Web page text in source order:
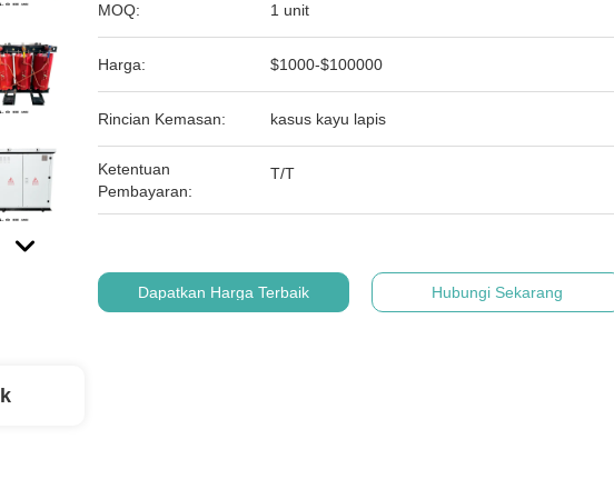
MOQ: 1 unit
Harga: $1000-$100000
Rincian Kemasan: kasus kayu lapis
Ketentuan
Pembayaran:
T/T
Dapatkan Harga Terbaik Hubungi Sekarang